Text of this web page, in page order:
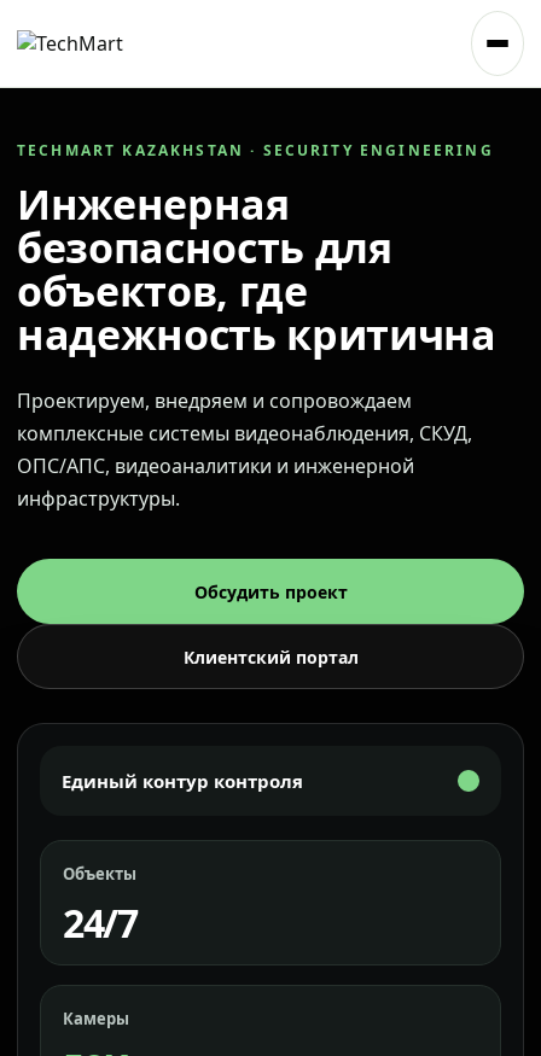
TECHMART KAZAKHSTAN · SECURITY ENGINEERING
Инженерная
безопасность для
объектов, где
надежность критична
Проектируем, внедряем и сопровождаем
комплексные системы видеонаблюдения, СКУД,
ОПС/АПС, видеоаналитики и инженерной
инфраструктуры.
Обсудить проект
Клиентский портал
Единый контур контроля
Объекты
24/7
Камеры